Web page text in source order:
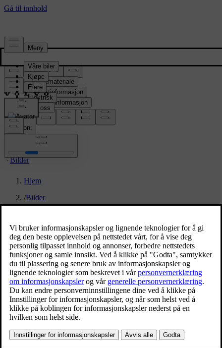
Presserom
Pressemateriale
Produktinformasjon
Selskapsinformasjon
Mediekontakter
location:
NO
Bilder
Hjem
/Bilder
Volvo ES90 Exterior
3/5/2025
Bokmerke
Del
Last ned